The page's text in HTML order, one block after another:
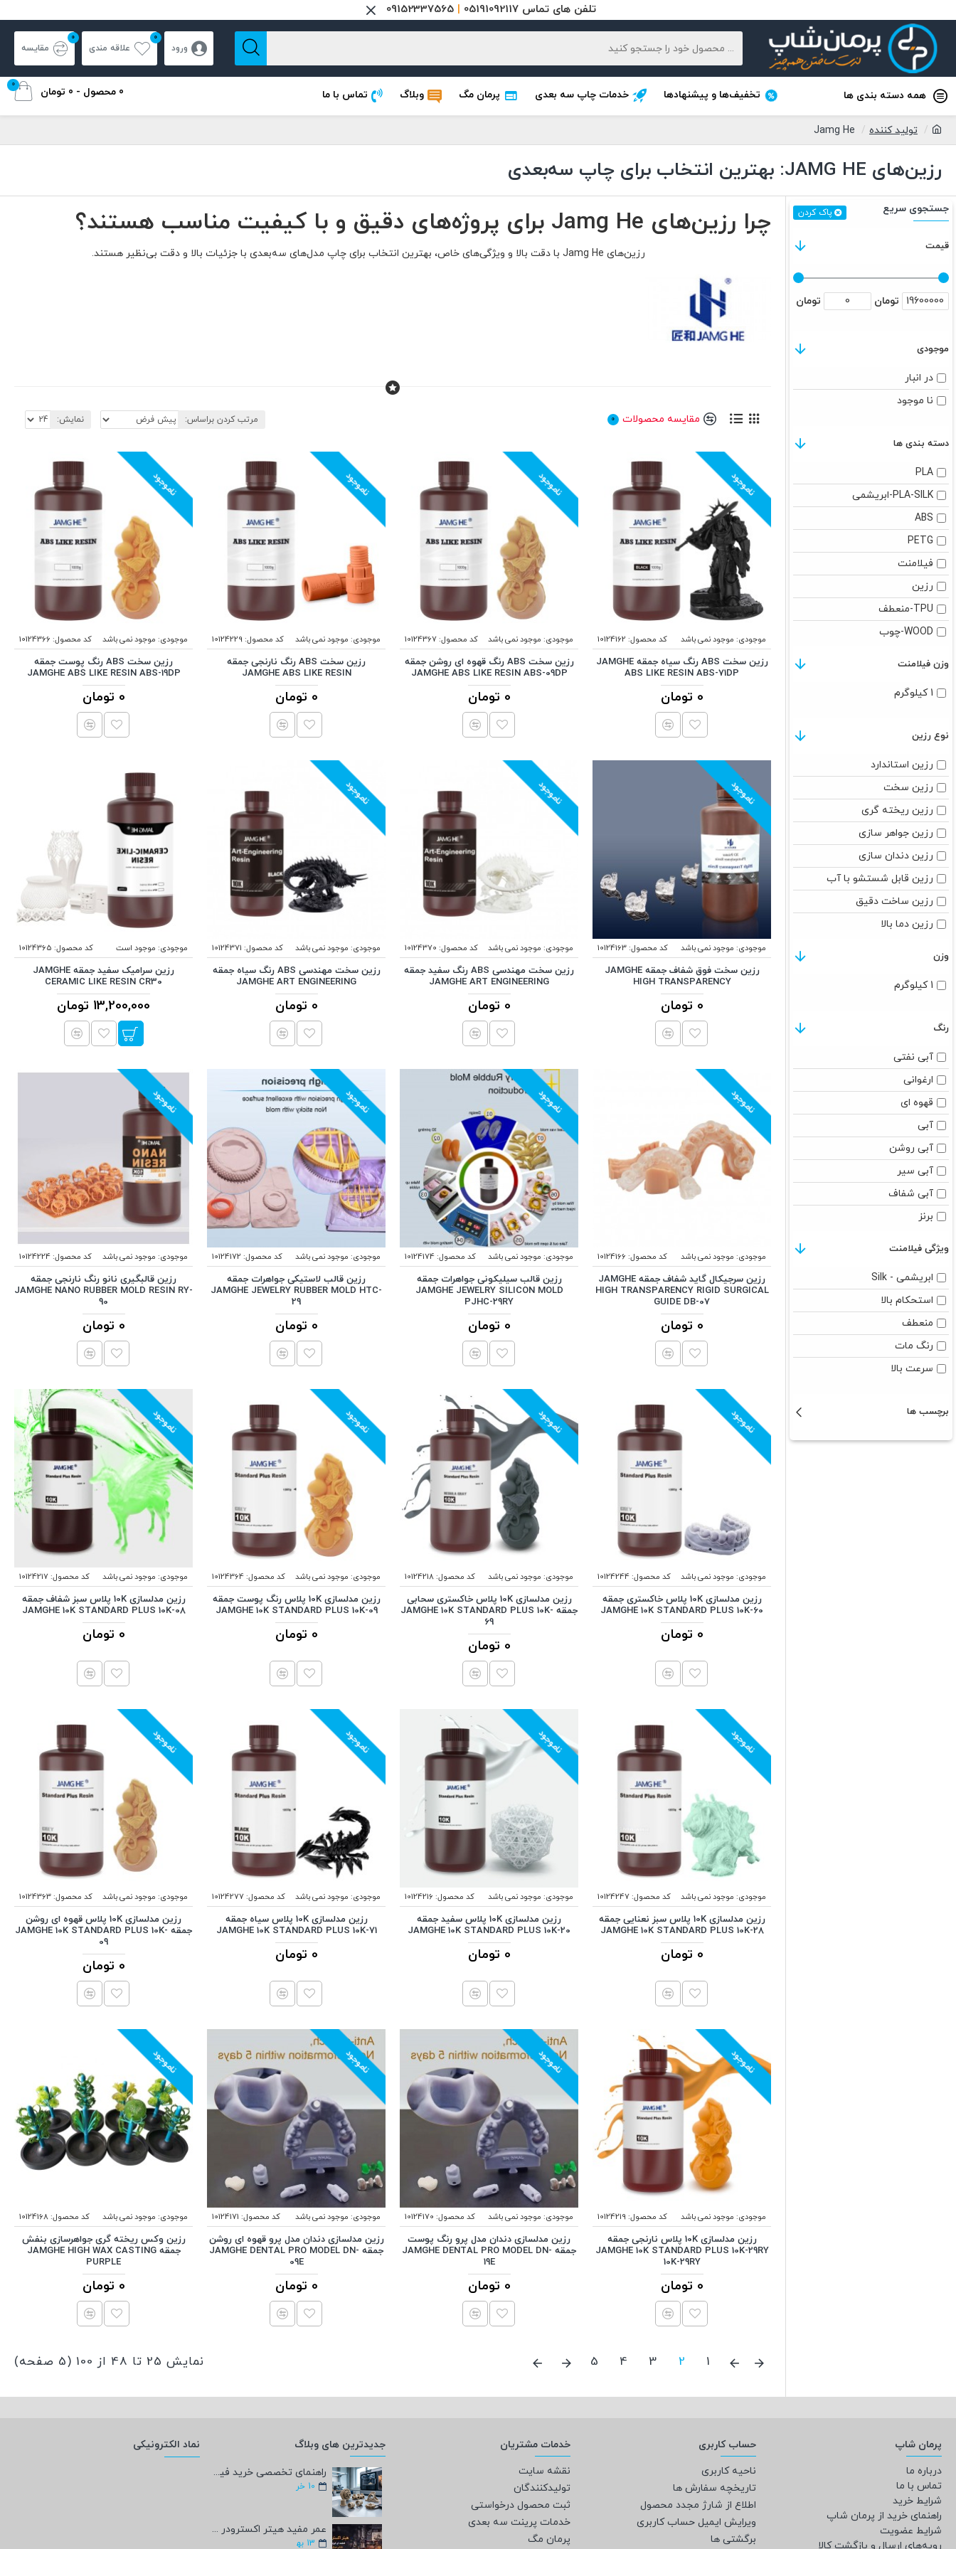
تلفن های تماس 05191092117 09152337565
ورود علاقه مندی
0
مقایسه
0
همه دسته بندی ها تخفیف‌ها و پیشنهادها خدمات چاپ سه بعدی پرمان مگ وبلاگ تماس با ما 0 محصول - 0 تومان
0
تولید کننده Jamg He
رزین‌های JAMG HE: بهترین انتخاب برای چاپ سه‌بعدی
جستجوی سریع پاک کردن
قیمت
تومان تومان
دسته بندی ها
PLA
PLA-SILK-ابریشمی
ABS
PETG
فیلامنت
رزین
TPU-منعطف
WOOD-چوب
وزن
1 کیلوگرم
رنگ
آبی نفتی
ارغوانی
قهوه ای
آبی
آبی روشن
آبی سیر
آبی شفاف
برنز
خاکستری
رنگ پوست
زرد
زرد سیر
سبز
سبز شفاف
ویژگی فیلامنت
ابریشمی - Silk
استحکام بالا
منعطف
رنگ مات
سرعت بالا
نوع رزین
رزین استاندارد
رزین سخت
رزین ریخته گری
رزین جواهر سازی
رزین دندان سازی
رزین قابل شستشو با آب
رزین ساخت دقیق
رزین دما بالا
وزن فیلامنت
1 کیلوگرم
برچسب ها
موجودی
در انبار
نا موجود
چرا رزین‌های Jamg He برای پروژه‌های دقیق و با کیفیت مناسب هستند؟
رزین‌های Jamg He با دقت بالا و ویژگی‌های خاص، بهترین انتخاب برای چاپ مدل‌های سه‌بعدی با جزئیات بالا و دقت بی‌نظیر هستند.
مقایسه محصولات 0 مرتب کردن براساس: نمایش:
ناموجود
موجودی: موجود نمی باشد کد محصول: 10124162
رزین سخت ABS رنگ سیاه جمقه JAMGHE
ABS LIKE RESIN ABS-71DP
0 تومان
ناموجود
موجودی: موجود نمی باشد کد محصول:10124367
رزین سخت ABS رنگ قهوه ای روشن جمقه
JAMGHE ABS LIKE RESIN ABS-09DP
0 تومان
ناموجود
موجودی: موجود نمی باشد کد محصول: 10124229
رزین سخت ABS رنگ نارنجی جمقه
JAMGHE ABS LIKE RESIN
0 تومان
ناموجود
موجودی: موجود نمی باشد کد محصول: 10124366
رزین سخت ABS رنگ پوست جمقه
JAMGHE ABS LIKE RESIN ABS-19DP
0 تومان
ناموجود
موجودی: موجود نمی باشد کد محصول:10124163
رزین سخت فوق شفاف جمقه JAMGHE
HIGH TRANSPARENCY
0 تومان
ناموجود
موجودی: موجود نمی باشد کد محصول: 10124370
رزین سخت مهندسی ABS رنگ سفید جمقه
JAMGHE ART ENGINEERING
0 تومان
ناموجود
موجودی: موجود نمی باشد کد محصول: 10124371
رزین سخت مهندسی ABS رنگ سیاه جمقه
JAMGHE ART ENGINEERING
0 تومان
موجودی: موجود است کد محصول: 10124365
رزین سرامیک سفید جمقه JAMGHE
CERAMIC LIKE RESIN CR30
13,200,000 تومان
ناموجود
موجودی: موجود نمی باشد کد محصول: 10124166
رزین سرجیکال گاید شفاف جمقه JAMGHE
HIGH TRANSPARENCY RIGID SURGICAL
GUIDE DB-07
0 تومان
ناموجود
موجودی: موجود نمی باشد کد محصول:10124174
رزین قالب سیلیکونی جواهرات جمقه
JAMGHE JEWELRY SILICON MOLD
PJHC-29RY
0 تومان
ناموجود
موجودی: موجود نمی باشد کد محصول: 10124172
رزین قالب لاستیکی جواهرات جمقه
JAMGHE JEWELRY RUBBER MOLD HTC-
29
0 تومان
ناموجود
موجودی: موجود نمی باشد کد محصول:10124224
رزین قالبگیری نانو رنگ نارنجی جمقه
JAMGHE NANO RUBBER MOLD RESIN RY-
90
0 تومان
ناموجود
موجودی: موجود نمی باشد کد محصول:10124244
رزین مدلسازی 10K پلاس خاکستری جمقه
JAMGHE 10K STANDARD PLUS 10K-60
0 تومان
ناموجود
موجودی: موجود نمی باشد کد محصول:10124218
رزین مدلسازی 10K پلاس خاکستری سحابی
جمقه JAMGHE 10K STANDARD PLUS 10K-
69
0 تومان
ناموجود
موجودی: موجود نمی باشد کد محصول:10124364
رزین مدلسازی 10K پلاس رنگ پوست جمقه
JAMGHE 10K STANDARD PLUS 10K-09
0 تومان
ناموجود
موجودی: موجود نمی باشد کد محصول:10124217
رزین مدلسازی 10K پلاس سبز شفاف جمقه
JAMGHE 10K STANDARD PLUS 10K-08
0 تومان
ناموجود
موجودی: موجود نمی باشد کد محصول:10124247
رزین مدلسازی 10K پلاس سبز نعنایی جمقه
JAMGHE 10K STANDARD PLUS 10K-28
0 تومان
ناموجود
موجودی: موجود نمی باشد کد محصول: 10124216
رزین مدلسازی 10K پلاس سفید جمقه
JAMGHE 10K STANDARD PLUS 10K-20
0 تومان
ناموجود
موجودی: موجود نمی باشد کد محصول:10124277
رزین مدلسازی 10K پلاس سیاه جمقه
JAMGHE 10K STANDARD PLUS 10K-71
0 تومان
ناموجود
موجودی: موجود نمی باشد کد محصول:10124363
رزین مدلسازی 10K پلاس قهوه ای روشن
جمقه JAMGHE 10K STANDARD PLUS 10K-
09
0 تومان
ناموجود
موجودی: موجود نمی باشد کد محصول: 10124219
رزین مدلسازی 10K پلاس نارنجی جمقه
JAMGHE 10K STANDARD PLUS 10K-29RY
10K-29RY
0 تومان
ناموجود
موجودی: موجود نمی باشد کد محصول: 10124170
رزین مدلسازی دندان مدل پرو رنگ پوست
جمقه JAMGHE DENTAL PRO MODEL DN-
19E
0 تومان
ناموجود
موجودی: موجود نمی باشد کد محصول: 10124171
رزین مدلسازی دندان مدل پرو قهوه ای روشن
جمقه JAMGHE DENTAL PRO MODEL DN-
09E
0 تومان
ناموجود
موجودی: موجود نمی باشد کد محصول:10124168
رزین وکس ریخته گری جواهرسازی بنفش
جمقه JAMGHE HIGH WAX CASTING
PURPLE
0 تومان
1
2
3
4
5 نمایش 25 تا 48 از 100 (5 صفحه)
پرمان شاپ
درباره ما
تماس با ما
شرایط خرید
راهنمای خرید از پرمان شاپ
شرایط عضویت
رویه‌های ارسال و بازگشت کالا
حساب کاربری
ناحیه کاربری
تاریخچه سفارش ها
اطلاع از شارژ مجدد محصول
ویرایش ایمیل حساب کاربری
برگشتی ها
خدمات مشتریان
نقشه سایت
تولیدکنندگان
ثبت محصول درخواستی
خدمات پرینت سه بعدی
پرمان مگ
جدیدترین های وبلاگ
راهنمای تخصصی خرید فیلامنت PEEK؛ پادشاه پرینت سه‌بعدی صنعتی و پزشکی + مشخصات فنی
10 خر
عمر مفید هیتر اکسترودر پرینتر سه‌بعدی چقدر است؟
13 به‍
نماد الکترونیکی